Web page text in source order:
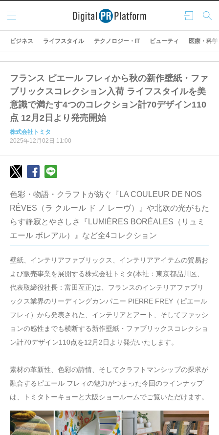
ログ
イン
検索
メニ
ュー
ビジネス ライフスタイル テクノロジー・IT ビューティ 医療・科学
フランス ピエール フレィから秋の新作壁紙・ファ
ブリックスコレクション入荷 ライフスタイルを美
意識で満たす4つのコレクション計70デザイン110
点 12月2日より発売開始
株式会社トミタ
2025年12月02日 11:00
色彩・物語・クラフトが紡ぐ『LA COULEUR DE NOS
RÊVES（ラ クルール ド ノ レーヴ）』や北欧の光がもた
らす静寂とやさしさ『LUMIÈRES BORÉALES（リュミ
エール ボレアル）』など全4コレクション
壁紙、インテリアファブリックス、インテリアアイテムの貿易お
よび販売事業を展開する株式会社トミタ(本社：東京都品川区、
代表取締役社長：富田亙正)は、フランスのインテリアファブリ
ックス業界のリーディングカンパニー PIERRE FREY（ピエール
フレィ）から発表された、インテリアとアート、そしてファッシ
ョンの感性までも横断する新作壁紙・ファブリックスコレクショ
ン計70デザイン110点を12月2日より発売いたします。
素材の革新性、色彩の詩情、そしてクラフトマンシップの探求が
融合するピエール フレィの魅力がつまった今回のラインナップ
は、トミタトーキョーと大阪ショールームでご覧いただけます。